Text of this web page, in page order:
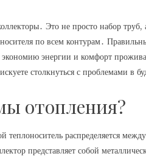
Это не просто набор труб,
по всем контурам․
экономию энергии и комфорт
столкнуться с проблемами в
отопления?
теплоноситель распределяется
представляет собой